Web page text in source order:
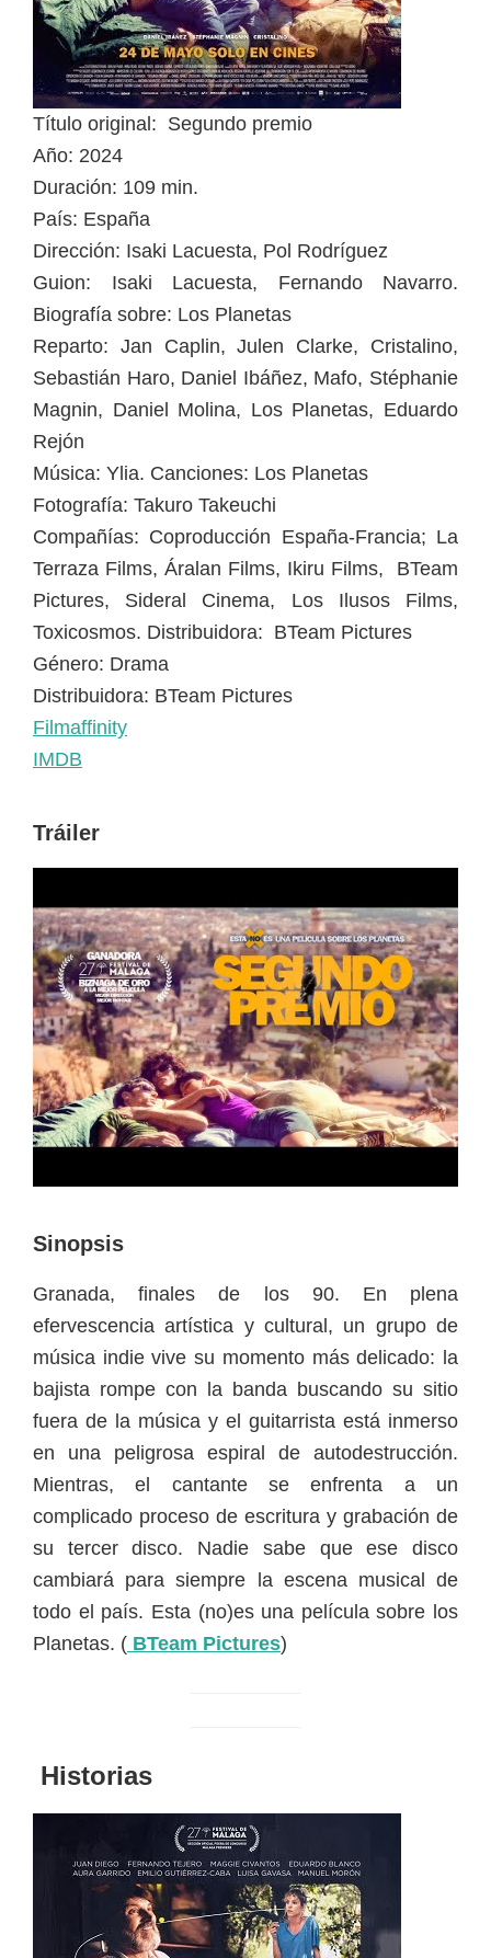
Título original: Segundo premio
Año: 2024
Duración: 109 min.
País: España
Dirección: Isaki Lacuesta, Pol Rodríguez
Guion: Isaki Lacuesta, Fernando Navarro.
Biografía sobre: Los Planetas
Reparto: Jan Caplin, Julen Clarke, Cristalino,
Sebastián Haro, Daniel Ibáñez, Mafo, Stéphanie
Magnin, Daniel Molina, Los Planetas, Eduardo
Rejón
Música: Ylia. Canciones: Los Planetas
Fotografía: Takuro Takeuchi
Compañías: Coproducción España-Francia; La
Terraza Films, Áralan Films, Ikiru Films, BTeam
Pictures, Sideral Cinema, Los Ilusos Films,
Toxicosmos. Distribuidora: BTeam Pictures
Género: Drama
Distribuidora: BTeam Pictures
Filmaffinity
IMDB
Tráiler
Sinopsis
Granada, finales de los 90. En plena
efervescencia artística y cultural, un grupo de
música indie vive su momento más delicado: la
bajista rompe con la banda buscando su sitio
fuera de la música y el guitarrista está inmerso
en una peligrosa espiral de autodestrucción.
Mientras, el cantante se enfrenta a un
complicado proceso de escritura y grabación de
su tercer disco. Nadie sabe que ese disco
cambiará para siempre la escena musical de
todo el país. Esta (no)es una película sobre los
Planetas. ( BTeam Pictures)
Historias